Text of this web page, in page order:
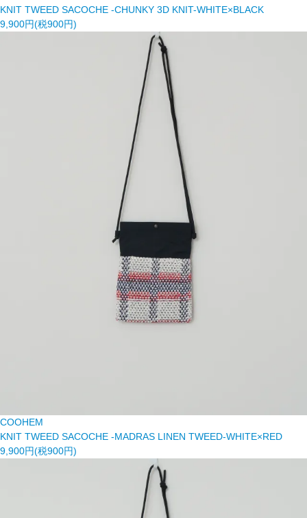
KNIT TWEED SACOCHE -CHUNKY 3D KNIT-WHITE×BLACK
9,900円(税900円)
COOHEM
KNIT TWEED SACOCHE -MADRAS LINEN TWEED-WHITE×RED
9,900円(税900円)